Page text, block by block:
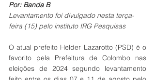
Por: Banda B
Levantamento foi divulgado nesta terça-
feira (15) pelo instituto IRG Pesquisas
O atual prefeito Helder Lazarotto (PSD) é o
favorito pela Prefeitura de Colombo nas
eleições de 2024 segundo levantamento